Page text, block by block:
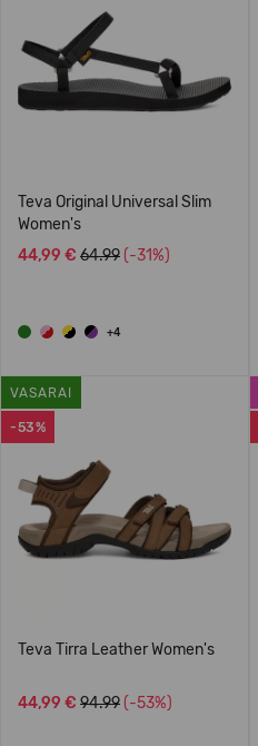
Teva Original Universal Slim
Women's
44,99 € 64.99 (-31%)
+4
-53%
VASARAI
Teva Tirra Leather Women's
44,99 € 94.99 (-53%)